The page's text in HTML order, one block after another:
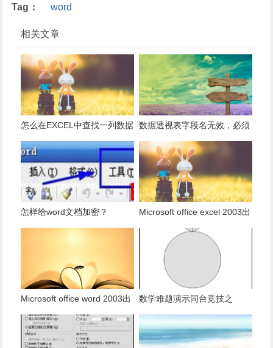
Tag： word
相关文章
怎么在EXCEL中查找一列数据
有多少是重复的？
数据透视表字段名无效，必须
使用组合为带有标志列列表的
数据。
怎样给word文档加密？
Microsoft office excel 2003出
现发送错误报告怎么办？
Microsoft office word 2003出
现发送错误报告怎么办？
数学难题演示同台竞技之
PowerPoint篇